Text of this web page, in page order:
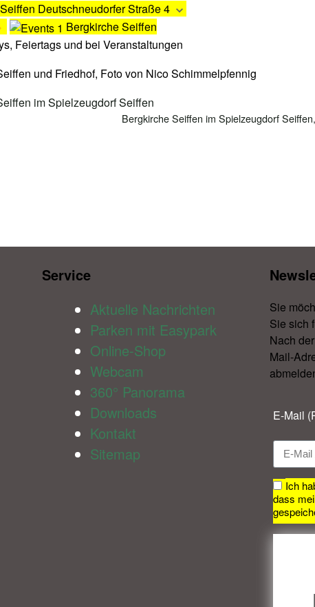
Deutschneudorfer Straße 4
Bergkirche Seiffen
Feiertags und bei Veranstaltungen
Bergkirche Seiffen im Spielzeugdorf
Service​
Aktuelle Nachrichten
Parken mit Easypark
Online-Shop
Webcam
360° Panorama
Downloads
Kontakt
Sitemap
Sie
Sie sich
Nach
Mail-
E-Mail
Ich
dass